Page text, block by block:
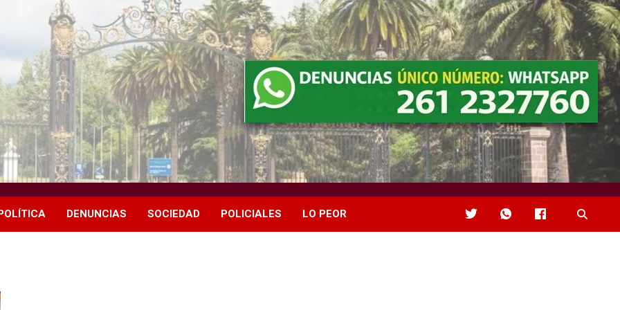
DENUNCIAS SOCIEDAD POLICIALES LO PEOR